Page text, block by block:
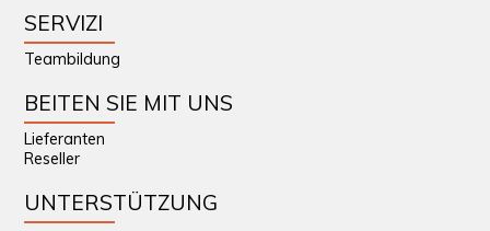
SERVIZI
Teambildung
BEITEN SIE MIT UNS
Lieferanten
Reseller
UNTERSTÜTZUNG